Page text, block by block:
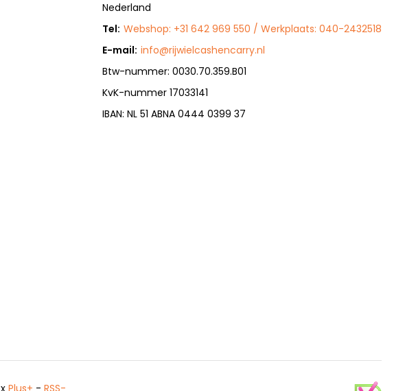
Nederland
Tel: Webshop: +31 642 969 550 / Werkplaats: 040-2432518
E-mail: info@rijwielcashencarry.nl
Btw-nummer: 0030.70.359.B01
KvK-nummer 17033141
IBAN: NL 51 ABNA 0444 0399 37
xPlus+ -RSS-